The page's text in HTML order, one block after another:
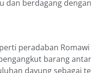
dan berdagang
peradaban
barang
dayung sebagai